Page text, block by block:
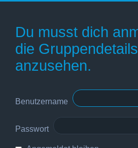
Du musst dich
die Gruppendetails
anzusehen.
Benutzername
Passwort